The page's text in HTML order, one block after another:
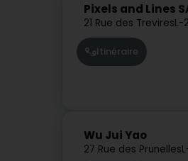
Pixels and Lines
21 Rue des TreviresL-
Itinéraire
Wu Jui Yao
27 Rue des Prunelles